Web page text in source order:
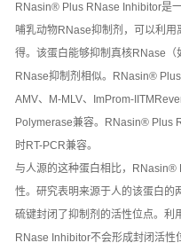
RNasin® Plus RNase Inhibitor是
哺乳动物RNase抑制剂，可以利
得。该蛋白能够抑制真核RNase
RNase抑制剂相似。RNasin®
AMV、M-MLV、ImProm-
Polymerase兼容。RNasin® Plus
时RT-PCR兼容。
与人源的这种蛋白相比，
性。研究表明来源于人的该蛋白的
硫键封闭了抑制剂的活性位点。
RNase Inhibitor不会形成封闭活